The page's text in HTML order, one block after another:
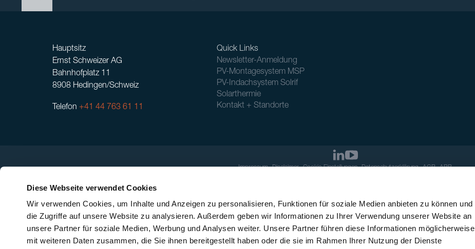
Diese Webseite verwendet Cookies
Wir verwenden Cookies, um Inhalte und Anzeigen zu personalisieren, Funktionen für soziale Medien anbieten zu können und
die Zugriffe auf unsere Website zu analysieren. Außerdem geben wir Informationen zu Ihrer Verwendung unserer Website an
unsere Partner für soziale Medien, Werbung und Analysen weiter. Unsere Partner führen diese Informationen möglicherweise
mit weiteren Daten zusammen, die Sie ihnen bereitgestellt haben oder die sie im Rahmen Ihrer Nutzung der Dienste
Hauptsitz
Ernst Schweizer AG
Bahnhofplatz 11
8908 Hedingen/Schweiz
Telefon +41 44 763 61 11
Quick Links
Newsletter-Anmeldung
PV-Montagesystem MSP
PV-Indachsystem Solrif
Solarthermie
Kontakt + Standorte
Impressum Disclaimer Cookie-Einstellungen Datenschutzerklärung AGB ABB